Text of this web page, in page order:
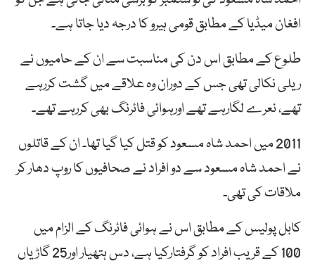
افغان میڈیا کے مطابق قومی ہیرو کا درجہ دیا جاتا ہے۔
طلوع کے مطابق اس دن کی مناسبت سے ان کے حامیوں نے
ریلی نکالی تھی جس کے دوران وہ علاقے میں گشت کررہے
تھے، نعرے لگارہے تھے اورہوائی فائرنگ بھی کررہے تھے۔
2011 میں احمد شاہ مسعود کو قتل کیا گیا تھا۔ ان کے قاتلوں
نے احمد شاہ مسعود سے دو افراد نے صحافیوں کا روپ دھار کر
ملاقات کی تھی۔
کابل پولیس کے مطابق اس نے ہوائی فائرنگ کے الزام میں
100 کے قریب افراد کو گرفتارکیا ہے، دس ہتھیار اور25 گاڑیاں